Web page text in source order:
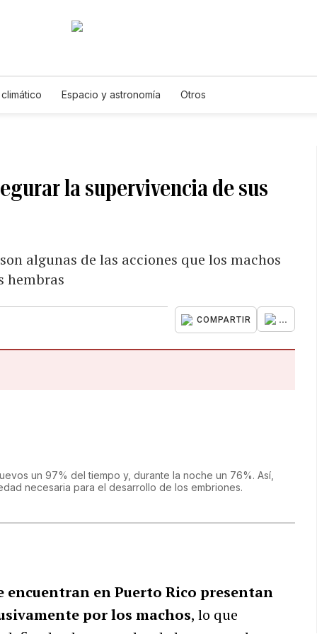
Espacio y astronomía Otros
la supervivencia de sus
algunas de las acciones que los machos
hembras
COMPARTIR ...
un 97% del tiempo y, durante la noche un 76%. Así,
necesaria para el desarrollo de los embriones.
encuentran en Puerto Rico presentan
por los machos, lo que